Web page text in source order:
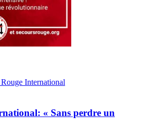
International
« Sans perdre un